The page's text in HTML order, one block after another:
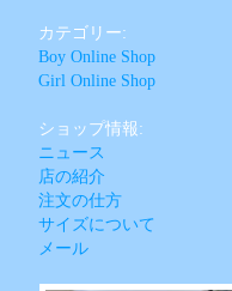
カテゴリー:
Boy Online Shop
Girl Online Shop
ショップ情報:
ニュース
店の紹介
注文の仕方
サイズについて
メール